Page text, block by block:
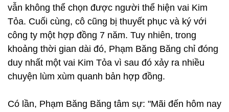
vẫn không thể chọn được người thể hiện vai Kim
Tỏa. Cuối cùng, cô cũng bị thuyết phục và ký với
công ty một hợp đồng 7 năm. Tuy nhiên, trong
khoảng thời gian dài đó, Phạm Băng Băng chỉ đóng
duy nhất một vai Kim Tỏa vì sau đó xảy ra nhiều
chuyện lùm xùm quanh bản hợp đồng.
Có lần, Phạm Băng Băng tâm sự: "Mãi đến hôm nay